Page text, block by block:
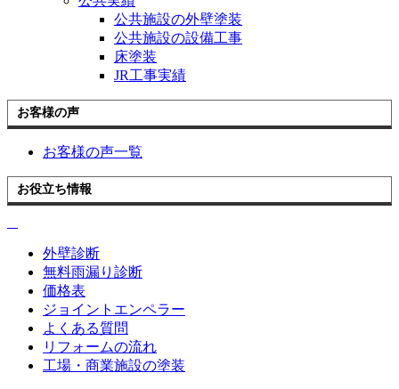
公共施設の外壁塗装
公共施設の設備工事
床塗装
JR工事実績
お客様の声
お客様の声一覧
お役立ち情報
外壁診断
無料雨漏り診断
価格表
ジョイントエンペラー
よくある質問
リフォームの流れ
工場・商業施設の塗装